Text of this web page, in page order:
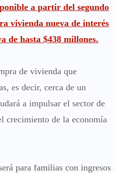
a partir del segundo
vivienda nueva de interés
de hasta $438 millones.
de vivienda que
es decir, cerca de un
a impulsar el sector de
crecimiento de la economía
para familias con ingresos